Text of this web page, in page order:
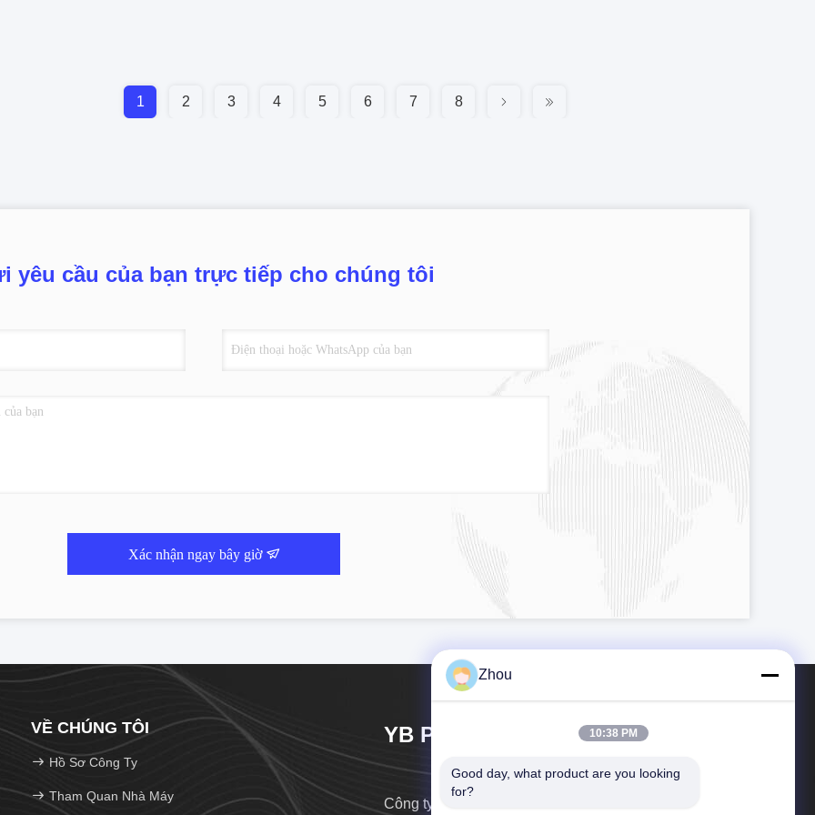
1 2 3 4 5 6 7 8
yêu cầu của bạn trực tiếp cho chúng tôi
Xác nhận ngay bây giờ
VỀ CHÚNG TÔI
Hồ Sơ Công Ty
Tham Quan Nhà Máy
YB Poker Cheat Co., Ltd
Công ty TNHH YB Poker Cheat được thành lập năm
Zhou
10:38 PM
Good day, what product are you looking
for?